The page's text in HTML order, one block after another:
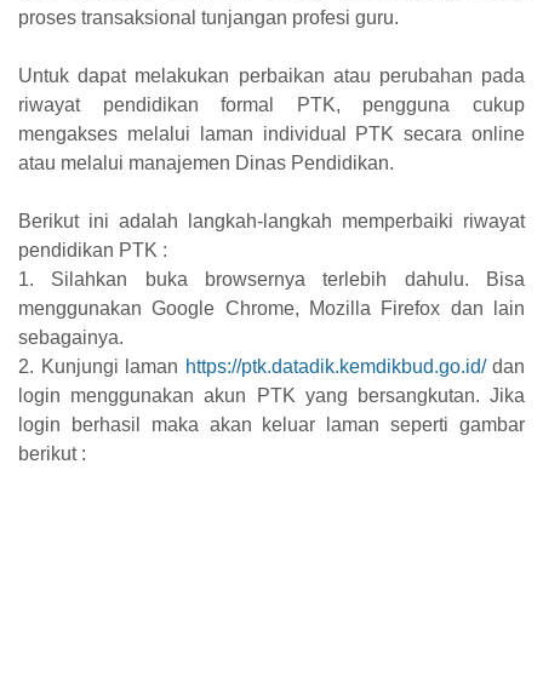
proses transaksional tunjangan profesi guru.
Untuk dapat melakukan perbaikan atau perubahan pada
riwayat pendidikan formal PTK, pengguna cukup
mengakses melalui laman individual PTK secara online
atau melalui manajemen Dinas Pendidikan.
Berikut ini adalah langkah-langkah memperbaiki riwayat
pendidikan PTK :
1. Silahkan buka browsernya terlebih dahulu. Bisa
menggunakan Google Chrome, Mozilla Firefox dan lain
sebagainya.
2. Kunjungi laman https://ptk.datadik.kemdikbud.go.id/dan
login menggunakan akun PTK yang bersangkutan. Jika
login berhasil maka akan keluar laman seperti gambar
berikut :